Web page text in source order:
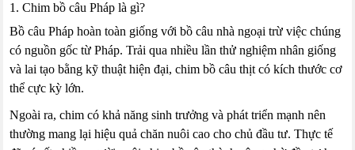
1. Chim bồ câu Pháp là gì?
Bồ câu Pháp hoàn toàn giống với bồ câu nhà ngoại trừ việc chúng
có nguồn gốc từ Pháp. Trải qua nhiều lần thử nghiệm nhân giống
và lai tạo bằng kỹ thuật hiện đại, chim bồ câu thịt có kích thước cơ
thể cực kỳ lớn.
Ngoài ra, chim có khả năng sinh trưởng và phát triển mạnh nên
thường mang lại hiệu quả chăn nuôi cao cho chủ đầu tư. Thực tế